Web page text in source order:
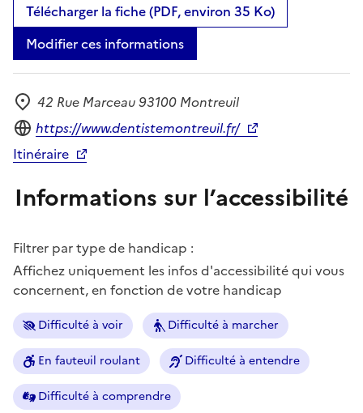
Télécharger la fiche (PDF, environ 35 Ko)
Modifier ces informations
Adresse
42 Rue Marceau 93100 Montreuil
Site internet
https://www.dentistemontreuil.fr/
Itinéraire
Informations sur l’accessibilité
Filtrer par type de handicap :
Affichez uniquement les infos d'accessibilité qui vous
concernent, en fonction de votre handicap
Difficulté à voir Difficulté à marcher
En fauteuil roulant Difficulté à entendre
Difficulté à comprendre